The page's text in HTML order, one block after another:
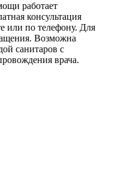
работает
консультация
или по телефону. Для
Возможна
санитаров с
врача.